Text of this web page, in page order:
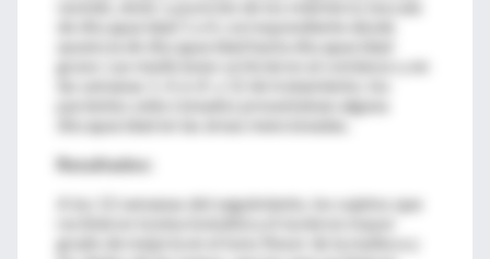
ausencia de discapacidad hasta discapacidad
grave. Las mediciones se hicieron al comienzo y en
pacientes seleccionados presentaban alguna
Resultados:
A los 12 semanas del seguimiento, los sujetos que
grado de mejoría en el tono flexor de la muñeca y